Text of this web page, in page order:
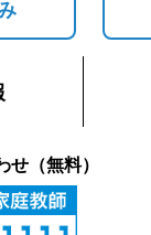
（無料）